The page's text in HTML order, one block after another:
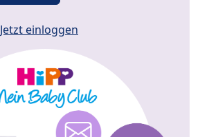
Jetzt einloggen